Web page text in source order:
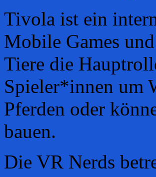
Tivola ist ein
Mobile Games
Tiere die
Spieler*innen um
Pferden oder
bauen.
Die VR Nerds